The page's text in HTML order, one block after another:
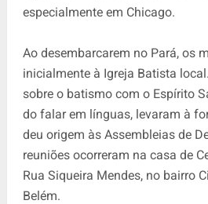
especialmente em Chicago.
Ao desembarcarem no Pará, os
inicialmente à Igreja Batista
sobre o batismo com o Espírito
do falar em línguas, levaram à
deu origem às Assembleias de
reuniões ocorreram na casa de
Rua Siqueira Mendes, no bairro
Belém.